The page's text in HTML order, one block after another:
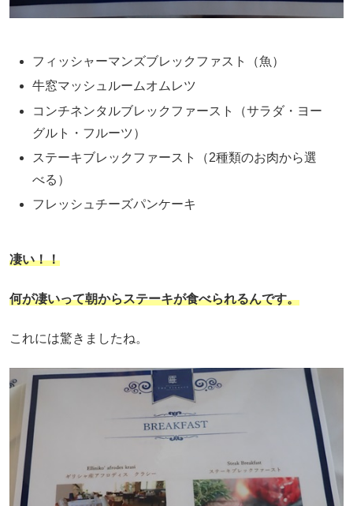
フィッシャーマンズブレックファスト（魚）
牛窓マッシュルームオムレツ
コンチネンタルブレックファースト（サラダ・ヨー
グルト・フルーツ）
ステーキブレックファースト（2種類のお肉から選
べる）
フレッシュチーズパンケーキ
凄い！！
何が凄いって朝からステーキが食べられるんです。
これには驚きましたね。